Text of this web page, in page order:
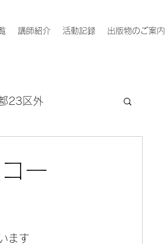
講師紹介 活動記録 出版物のご案内
23区外
ー
ます